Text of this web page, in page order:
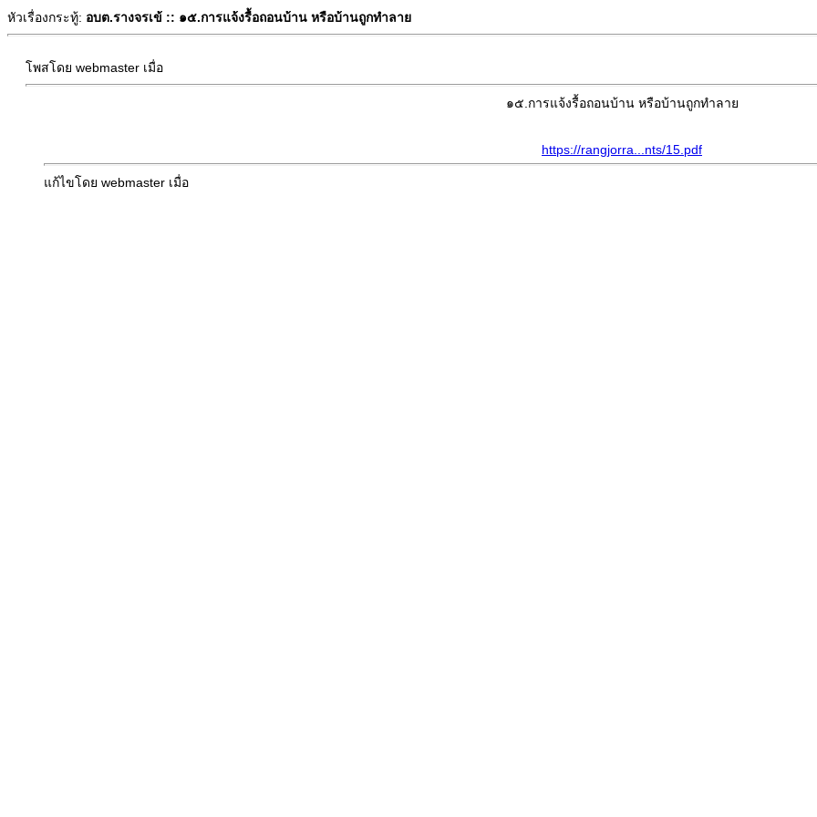
หัวเรื่องกระทู้: อบต.รางจรเข้ :: ๑๕.การแจ้งรื้อถอนบ้าน หรือบ้านถูกทำลาย
โพสโดย webmaster เมื่อ
๑๕.การแจ้งรื้อถอนบ้าน หรือบ้านถูกทำลาย
https://rangjorra...nts/15.pdf
แก้ไขโดย webmaster เมื่อ